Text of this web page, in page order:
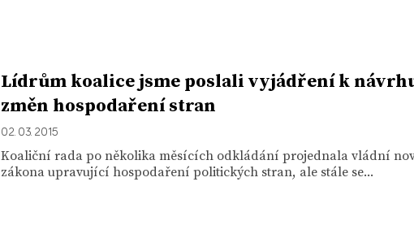
Lídrům koalice jsme poslali vyjádření k
změn hospodaření stran
02. 03. 2015
Koaliční rada po několika měsících odkládání projednala vládní
zákona upravující hospodaření politických stran, ale stále se...